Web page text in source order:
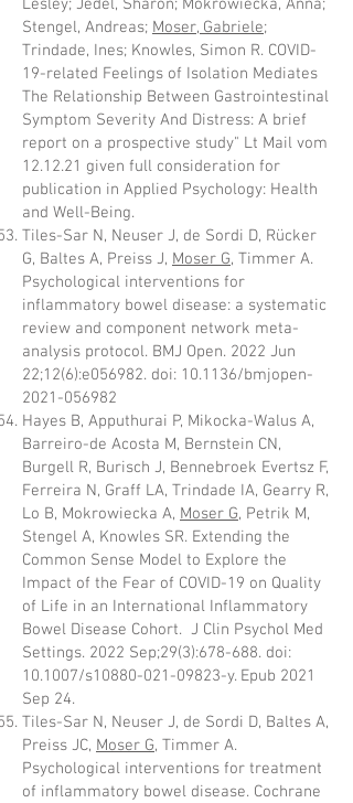
Lesley; Jedel, Sharon; Mokrowiecka, Anna;
Stengel, Andreas; Moser, Gabriele;
Trindade, Ines; Knowles, Simon R. COVID-
19-related Feelings of Isolation Mediates
The Relationship Between Gastrointestinal
Symptom Severity And Distress: A brief
report on a prospective study" Lt Mail vom
12.12.21 given full consideration for
publication in Applied Psychology: Health
and Well-Being.
Tiles-Sar N, Neuser J, de Sordi D, Rücker
G, Baltes A, Preiss J, Moser G, Timmer A.
Psychological interventions for
inflammatory bowel disease: a systematic
review and component network meta-
analysis protocol. BMJ Open. 2022 Jun
22;12(6):e056982. doi: 10.1136/bmjopen-
2021-056982
Hayes B, Apputhurai P, Mikocka-Walus A,
Barreiro-de Acosta M, Bernstein CN,
Burgell R, Burisch J, Bennebroek Evertsz F,
Ferreira N, Graff LA, Trindade IA, Gearry R,
Lo B, Mokrowiecka A, Moser G, Petrik M,
Stengel A, Knowles SR. Extending the
Common Sense Model to Explore the
Impact of the Fear of COVID-19 on Quality
of Life in an International Inflammatory
Bowel Disease Cohort. J Clin Psychol Med
Settings. 2022 Sep;29(3):678-688. doi:
10.1007/s10880-021-09823-y. Epub 2021
Sep 24.
Tiles-Sar N, Neuser J, de Sordi D, Baltes A,
Preiss JC, Moser G, Timmer A.
Psychological interventions for treatment
of inflammatory bowel disease. Cochrane